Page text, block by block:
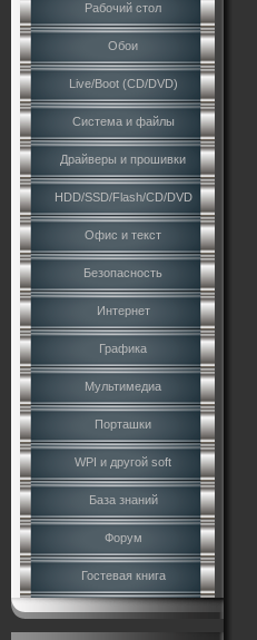
Рабочий стол
Обои
Live/Boot (CD/DVD)
Система и файлы
Драйверы и прошивки
HDD/SSD/Flash/CD/DVD
Офис и текст
Безопасность
Интернет
Графика
Мультимедиа
Порташки
WPI и другой soft
База знаний
Форум
Гостевая книга